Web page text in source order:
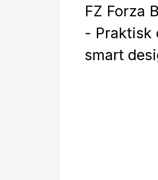
FZ Forza
- Praktisk
smart